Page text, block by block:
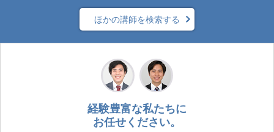
ほかの講師を検索する
経験豊富な私たちに
お任せください。